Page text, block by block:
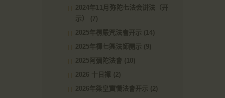
2024年11月弥陀七法会讲法（开
示）
(7)
2025年楞嚴咒法會开示 (14)
2025年禪七興法師開示 (9)
2025阿彌陀法會 (10)
2026 十日禪
(2)
2026年梁皇寶懺法會开示 (2)